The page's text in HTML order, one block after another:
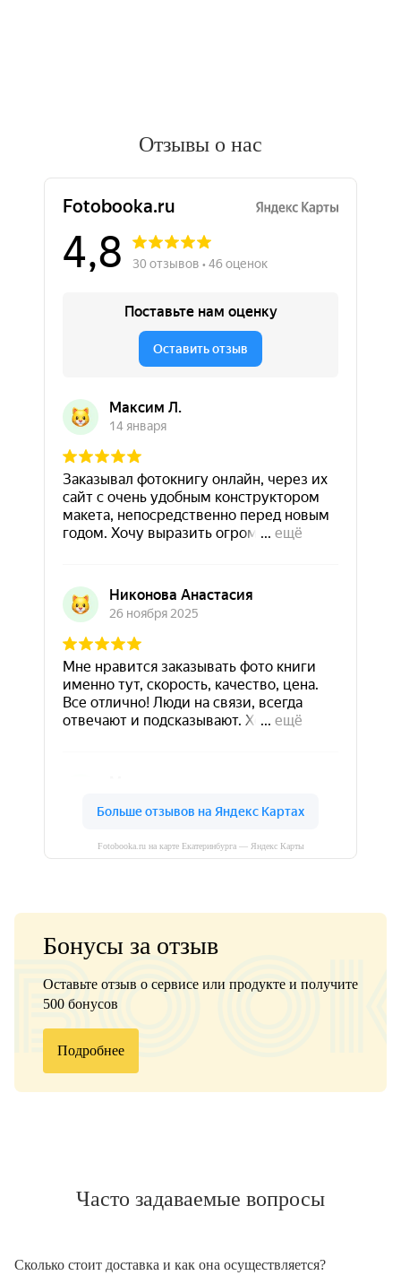
Отзывы о нас
Fotobooka.ru на карте Екатеринбурга — Яндекс Карты
Бонусы за отзыв
Оставьте отзыв о сервисе или продукте и получите
500 бонусов
Подробнее
Часто задаваемые вопросы
Сколько стоит доставка и как она осуществляется?